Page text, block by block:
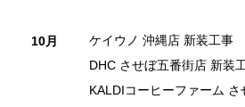
10月
ケイウノ 沖縄店 新装工事
DHC させぼ五番街店 新装
KALDIコーヒーファーム